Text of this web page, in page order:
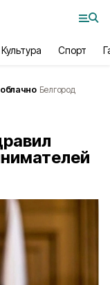
Культура Спорт
облачно Белгород